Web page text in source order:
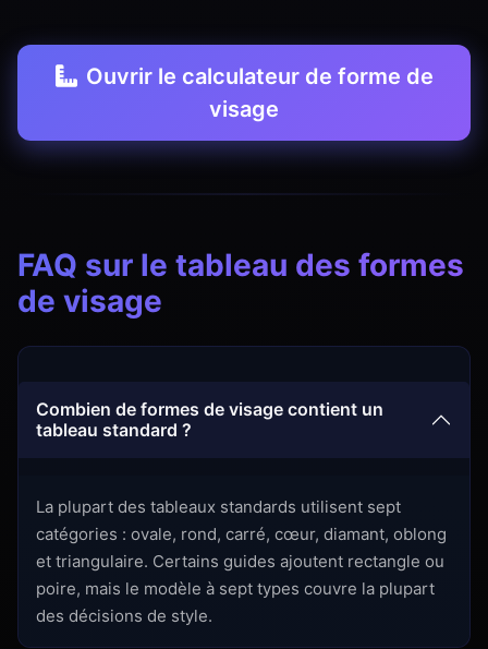
Ouvrir le calculateur de forme de
visage
FAQ sur le tableau des formes
de visage
Combien de formes de visage contient un
tableau standard ?
La plupart des tableaux standards utilisent sept
catégories : ovale, rond, carré, cœur, diamant, oblong
et triangulaire. Certains guides ajoutent rectangle ou
poire, mais le modèle à sept types couvre la plupart
des décisions de style.